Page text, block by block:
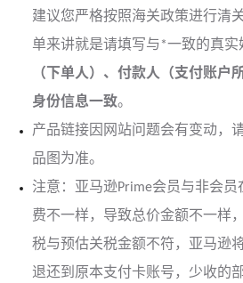
建议您严格按照海关政策进行清
单来讲就是请填写与*一致的真实
（下单人）、付款人（支付账户
身份信息一致。
产品链接因网站问题会有变动，
品图为准。
注意：亚马逊Prime会员与非会
费不一样，导致总价金额不一样
税与预估关税金额不符，亚马逊
退还到原本支付卡账号，少收的